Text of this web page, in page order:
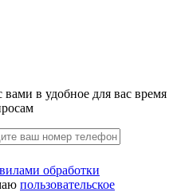
в удобное для вас время
обработки
пользовательское